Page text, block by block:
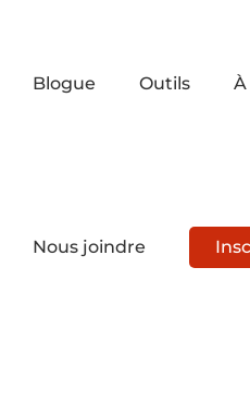
Blogue Outils
Nous joindre